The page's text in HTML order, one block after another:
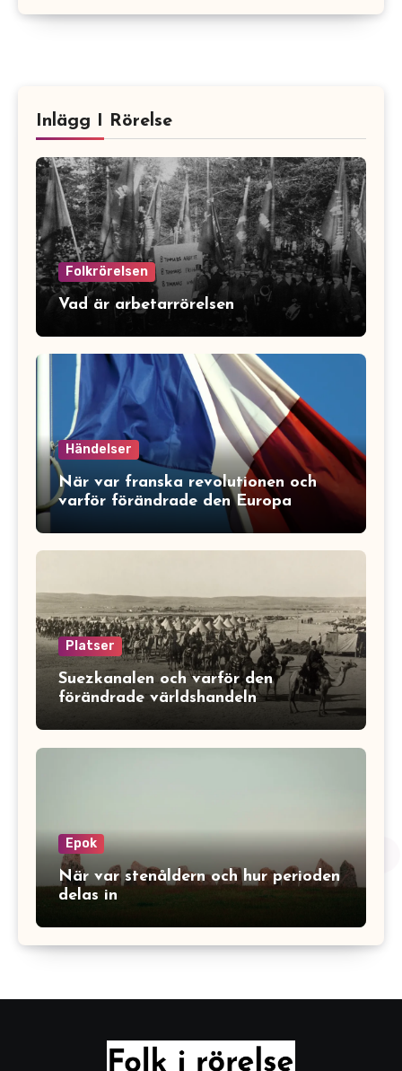
Inlägg I Rörelse
Folkrörelsen
Vad är arbetarrörelsen
Händelser
När var franska revolutionen och
varför förändrade den Europa
Platser
Suezkanalen och varför den
förändrade världshandeln
Epok
När var stenåldern och hur perioden
delas in